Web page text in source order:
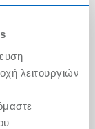
λειτουργιών